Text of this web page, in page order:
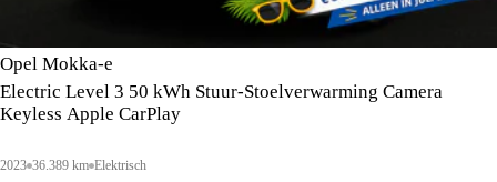
Opel Mokka-e
Electric Level 3 50 kWh Stuur-Stoelverwarming Camera
Keyless Apple CarPlay
2023 36.389 km Elektrisch